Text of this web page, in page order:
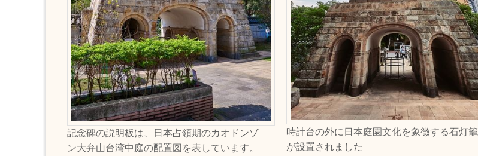
記念碑の説明板は、日本占領期のカオドンゾ
ン大弁山台湾中庭の配置図を表しています。
時計台の外に日本庭園文化を象徴する石灯籠
が設置されました